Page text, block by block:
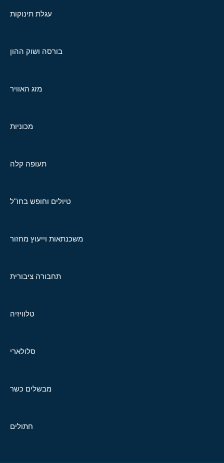
עגלת תינוקות
בורסה ושוק ההון
מזג האוויר
מכוניות
תעופה קלה
טיולים וחופש בחו"ל
משכנתאות וייעוץ מחזור
תחבורה ציבורית
טלוויזיה
סלולארי
מבשלים כשר
חתולים